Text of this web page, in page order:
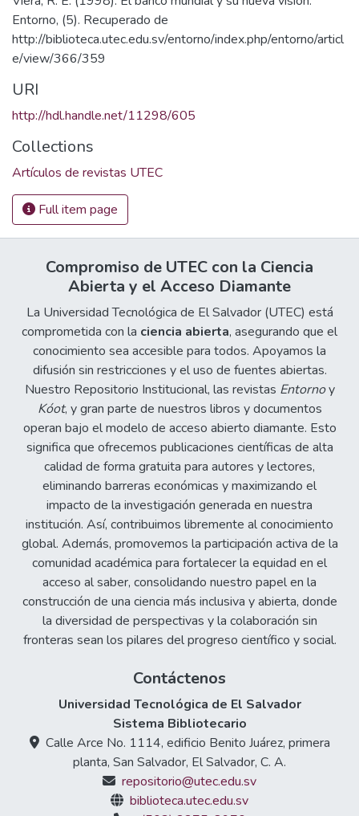
Entorno, (5). Recuperado de
http://biblioteca.utec.edu.sv/entorno/index.php/entorno/articl
e/view/366/359
URI
http://hdl.handle.net/11298/605
Collections
Artículos de revistas UTEC
Full item page
Compromiso de UTEC con la Ciencia
Abierta y el Acceso Diamante
La Universidad Tecnológica de El Salvador (UTEC) está
comprometida con la ciencia abierta, asegurando que el
conocimiento sea accesible para todos. Apoyamos la
difusión sin restricciones y el uso de fuentes abiertas.
Nuestro Repositorio Institucional, las revistas Entornoy
Kóot, y gran parte de nuestros libros y documentos
operan bajo el modelo de acceso abierto diamante. Esto
significa que ofrecemos publicaciones científicas de alta
calidad de forma gratuita para autores y lectores,
eliminando barreras económicas y maximizando el
impacto de la investigación generada en nuestra
institución. Así, contribuimos libremente al conocimiento
global. Además, promovemos la participación activa de la
comunidad académica para fortalecer la equidad en el
acceso al saber, consolidando nuestro papel en la
construcción de una ciencia más inclusiva y abierta, donde
la diversidad de perspectivas y la colaboración sin
fronteras sean los pilares del progreso científico y social.
Contáctenos
Universidad Tecnológica de El Salvador
Sistema Bibliotecario
Calle Arce No. 1114, edificio Benito Juárez, primera
planta, San Salvador, El Salvador, C. A.
repositorio@utec.edu.sv
biblioteca.utec.edu.sv